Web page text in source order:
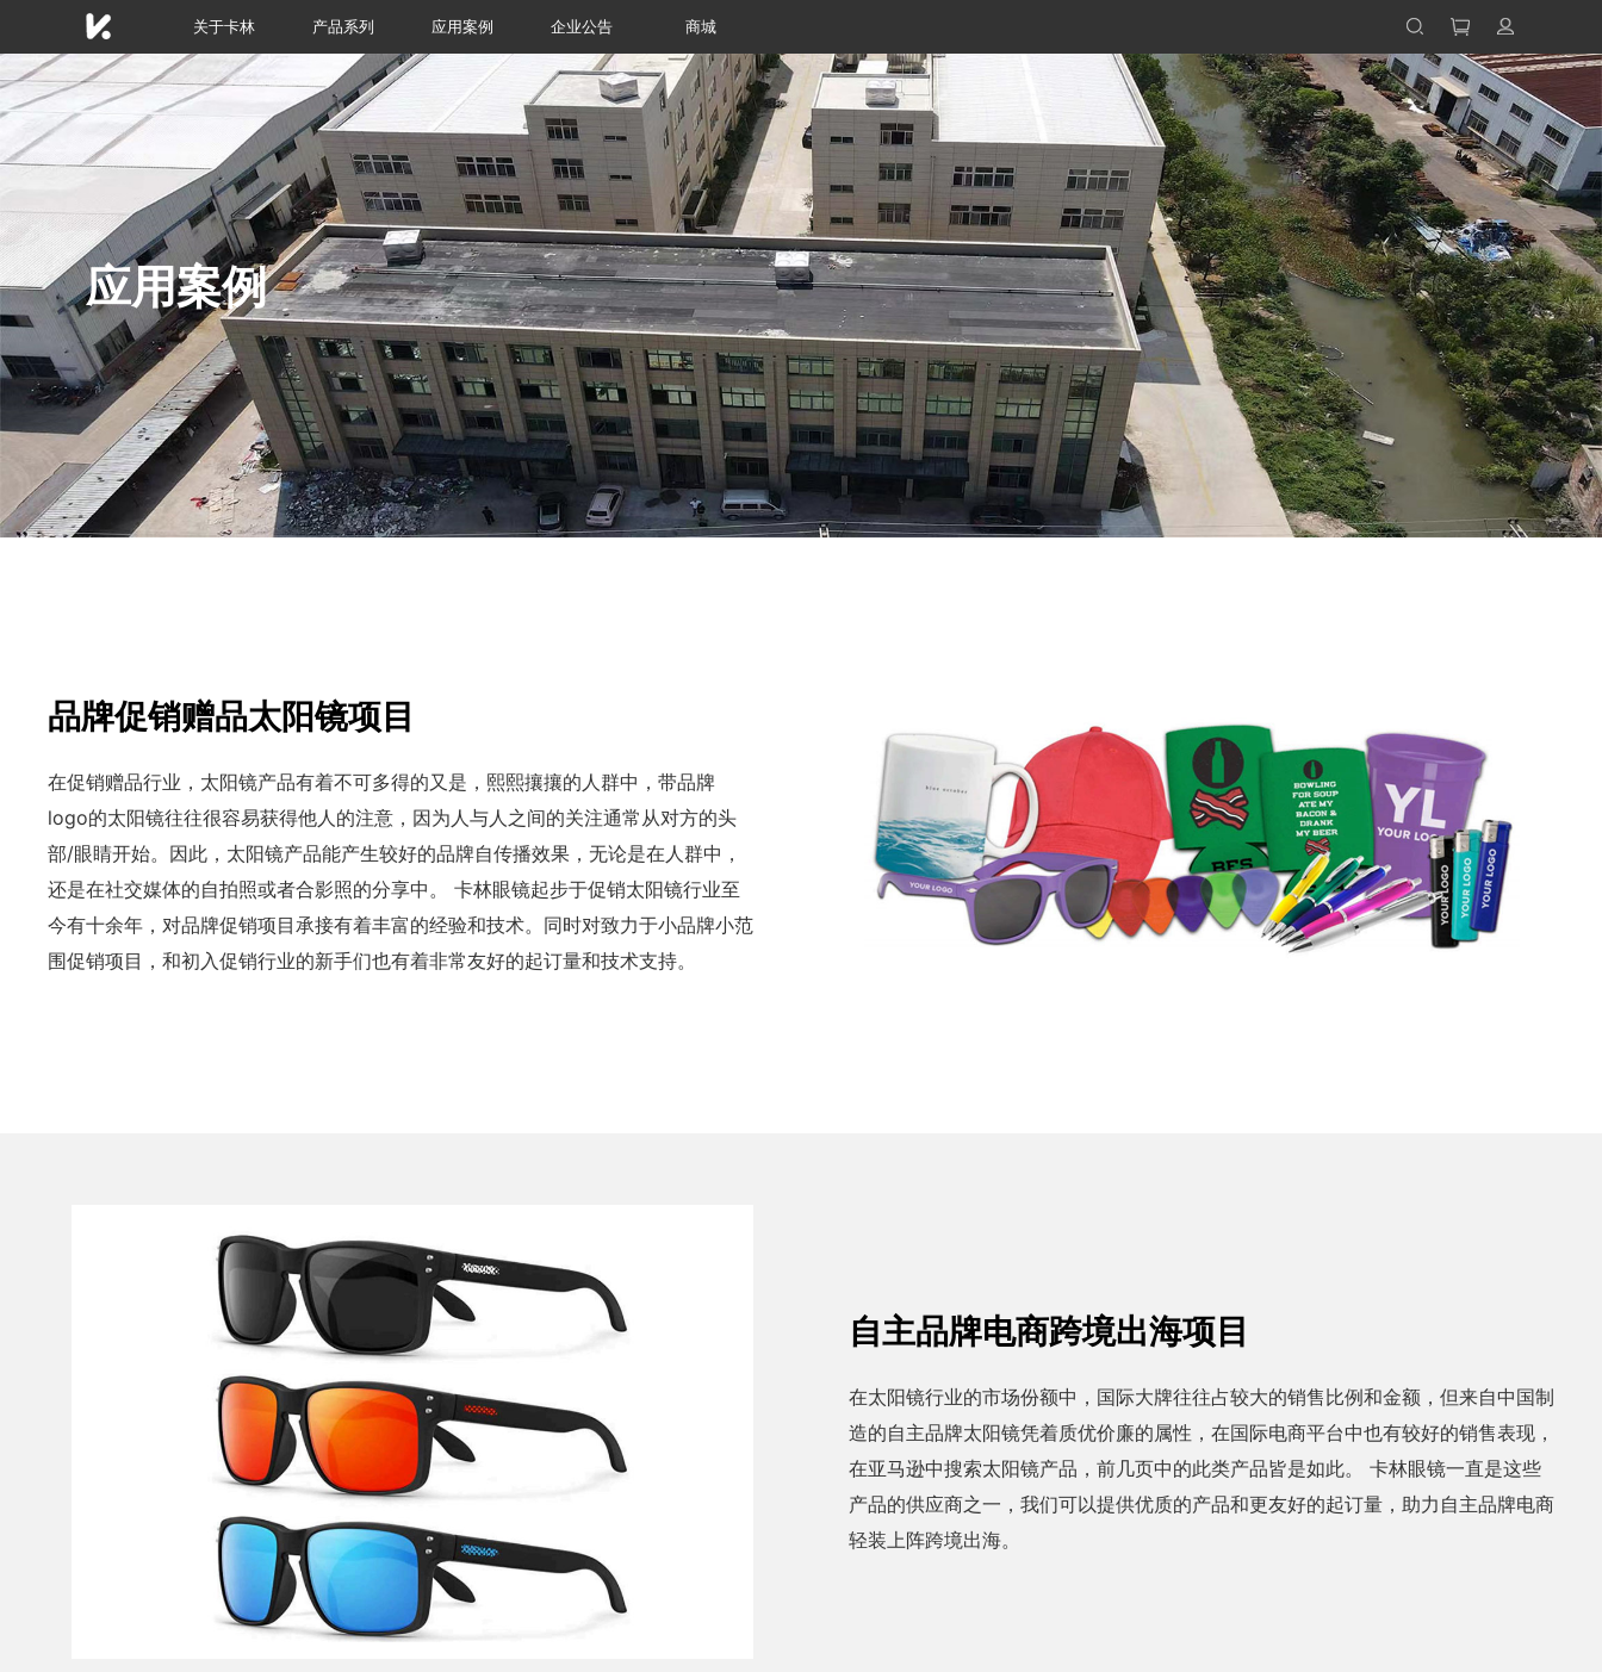
关于卡林 产品系列 应用案例 企业公告 商城
应用案例
品牌促销赠品太阳镜项目
在促销赠品行业，太阳镜产品有着不可多得的又是，熙熙攘攘的人群中，带品牌
logo的太阳镜往往很容易获得他人的注意，因为人与人之间的关注通常从对方的头
部/眼睛开始。因此，太阳镜产品能产生较好的品牌自传播效果，无论是在人群中，
还是在社交媒体的自拍照或者合影照的分享中。 卡林眼镜起步于促销太阳镜行业至
今有十余年，对品牌促销项目承接有着丰富的经验和技术。同时对致力于小品牌小范
围促销项目，和初入促销行业的新手们也有着非常友好的起订量和技术支持。
自主品牌电商跨境出海项目
在太阳镜行业的市场份额中，国际大牌往往占较大的销售比例和金额，但来自中国制
造的自主品牌太阳镜凭着质优价廉的属性，在国际电商平台中也有较好的销售表现，
在亚马逊中搜索太阳镜产品，前几页中的此类产品皆是如此。 卡林眼镜一直是这些
产品的供应商之一，我们可以提供优质的产品和更友好的起订量，助力自主品牌电商
轻装上阵跨境出海。